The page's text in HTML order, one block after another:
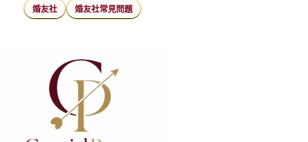
婚友社 婚友社常見問題